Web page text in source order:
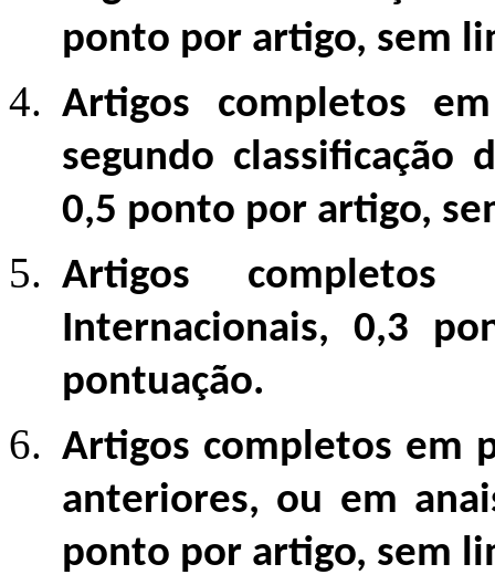
ponto por artigo, sem
Artigos completos
segundo classificação
0,5 ponto por artigo,
Artigos completos
Internacionais, 0,3
pontuação.
Artigos completos em
anteriores, ou em
ponto por artigo, sem